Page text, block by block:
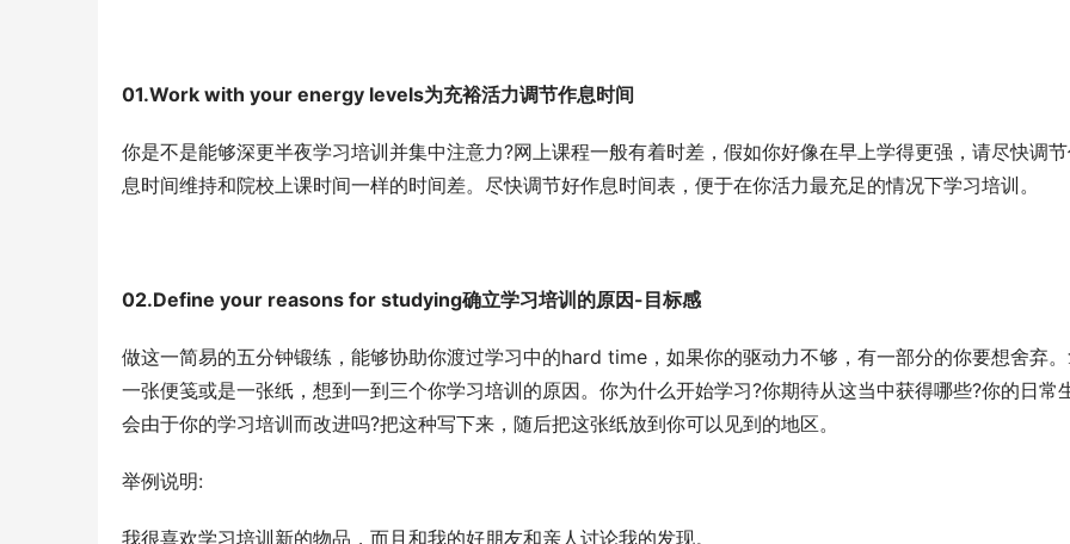
01.Work with your energy levels为充裕活力调节作息时间
你是不是能够深更半夜学习培训并集中注意力?网上课程一般有着时差，假如你好像在早上学得更强，请尽快调
息时间维持和院校上课时间一样的时间差。尽快调节好作息时间表，便于在你活力最充足的情况下学习培训。
02.Define your reasons for studying确立学习培训的原因-目标感
做这一简易的五分钟锻练，能够协助你渡过学习中的hard time，如果你的驱动力不够，有一部分的你要想舍弃
一张便笺或是一张纸，想到一到三个你学习培训的原因。你为什么开始学习?你期待从这当中获得哪些?你的日常
会由于你的学习培训而改进吗?把这种写下来，随后把这张纸放到你可以见到的地区。
举例说明:
我很喜欢学习培训新的物品，而且和我的好朋友和亲人讨论我的发现。